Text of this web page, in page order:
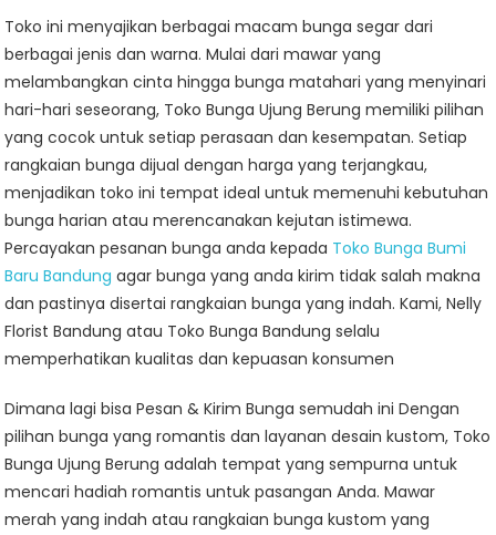
Toko ini menyajikan berbagai macam bunga segar dari
berbagai jenis dan warna. Mulai dari mawar yang
melambangkan cinta hingga bunga matahari yang menyinari
hari-hari seseorang, Toko Bunga Ujung Berung memiliki pilihan
yang cocok untuk setiap perasaan dan kesempatan. Setiap
rangkaian bunga dijual dengan harga yang terjangkau,
menjadikan toko ini tempat ideal untuk memenuhi kebutuhan
bunga harian atau merencanakan kejutan istimewa.
Percayakan pesanan bunga anda kepada Toko Bunga Bumi
Baru Bandung agar bunga yang anda kirim tidak salah makna
dan pastinya disertai rangkaian bunga yang indah. Kami, Nelly
Florist Bandung atau Toko Bunga Bandung selalu
memperhatikan kualitas dan kepuasan konsumen
Dimana lagi bisa Pesan & Kirim Bunga semudah ini Dengan
pilihan bunga yang romantis dan layanan desain kustom, Toko
Bunga Ujung Berung adalah tempat yang sempurna untuk
mencari hadiah romantis untuk pasangan Anda. Mawar
merah yang indah atau rangkaian bunga kustom yang